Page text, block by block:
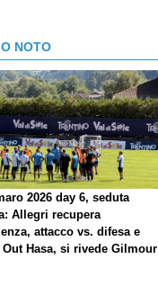
NOTO
2026 day 6, seduta
Allegri recupera
attacco vs. difesa e
Hasa, si rivede Gilmour